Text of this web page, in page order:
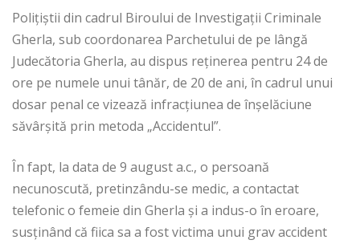
Polițiștii din cadrul Biroului de Investigații Criminale
Gherla, sub coordonarea Parchetului de pe lângă
Judecătoria Gherla, au dispus reținerea pentru 24 de
ore pe numele unui tânăr, de 20 de ani, în cadrul unui
dosar penal ce vizează infracțiunea de înșelăciune
săvârșită prin metoda „Accidentul”.
În fapt, la data de 9 august a.c., o persoană
necunoscută, pretinzându-se medic, a contactat
telefonic o femeie din Gherla și a indus-o în eroare,
susținând că fiica sa a fost victima unui grav accident